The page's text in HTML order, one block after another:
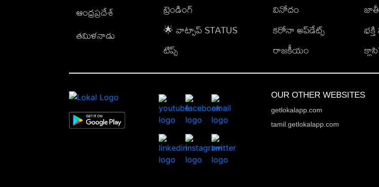
ఆంధ్రప్రదేశ్
తమిళనాడు
ట్రెండింగ్
🌟 వాట్సాప్ STATUS
టిప్స్
వినోదం
కరోనా అప్‌డేట్స్
రాజకీయం
OUR OTHER WEBSITES
getlokalapp.com
tamil.getlokalapp.com